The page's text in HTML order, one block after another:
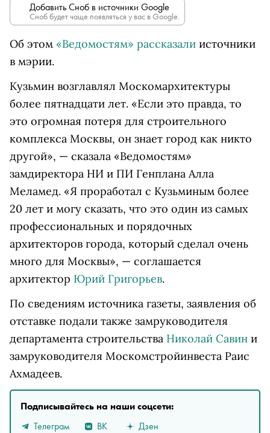
Добавить Сноб в источники Google
Сноб будет чаще появляться у вас в Google.
Об этом «Ведомостям» рассказали источники
в мэрии.
Кузьмин возглавлял Москомархитектуры
более пятнадцати лет. «Если это правда, то
это огромная потеря для строительного
комплекса Москвы, он знает город как никто
другой», — сказала «Ведомостям»
замдиректора НИ и ПИ Генплана Алла
Меламед. «Я проработал с Кузьминым более
20 лет и могу сказать, что это один из самых
профессиональных и порядочных
архитекторов города, который сделал очень
много для Москвы», — соглашается
архитектор Юрий Григорьев.
По сведениям источника газеты, заявления об
отставке подали также замруководителя
департамента строительства Николай Савин и
замруководителя Москомстройинвеста Раис
Ахмадеев.
Подписывайтесь на наши соцсети:
Телеграм
ВК Дзен